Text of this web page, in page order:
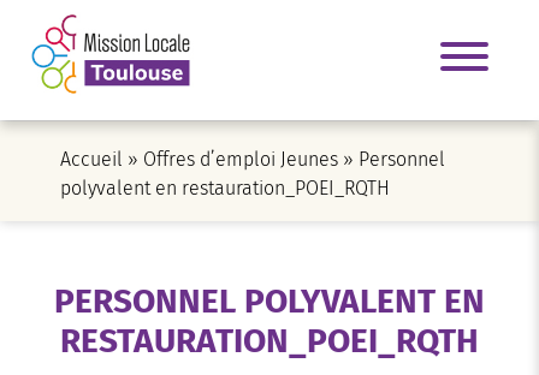
Accueil » Offres d’emploi Jeunes » Personnel
polyvalent en restauration_POEI_RQTH
PERSONNEL POLYVALENT EN
RESTAURATION_POEI_RQTH